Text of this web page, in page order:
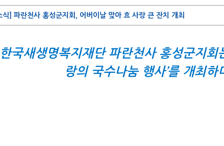
식] 파란천사 홍성군지회, 어버이날 맞아 효 사랑 큰 잔치 개최
한국새생명복지재단 파란천사 홍성군지
랑의 국수나눔 행사’를 개최